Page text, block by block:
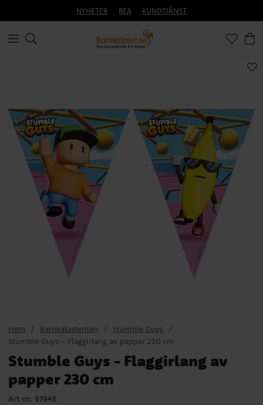
NYHETER REA KUNDTJÄNST
Hem Barnkalasteman
Stumble Guys
Stumble Guys - Flaggirlang av papper 230 cm
Stumble Guys - Flaggirlang av
papper 230 cm
Art nr: 97946